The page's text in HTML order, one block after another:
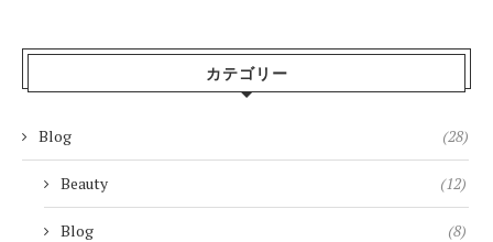
カテゴリー
Blog (28)
Beauty (12)
Blog (8)